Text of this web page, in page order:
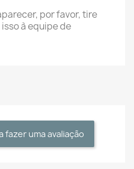
por favor, tire
à equipe de
fazer uma avaliação